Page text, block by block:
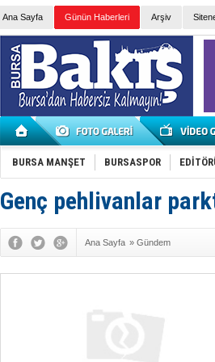
Ana Sayfa Günün Haberleri Arşiv
BURSA MANŞET BURSASPOR
Genç pehlivanlar
Ana Sayfa » Gündem